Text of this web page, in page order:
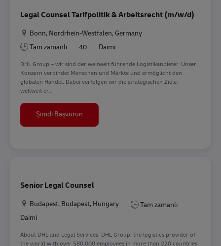
Legal Counsel Tarifpolitik & Arbeitsrecht (m/w/d)
Konum
Bonn, Nordrhein-Westfalen, Germany
Tam zamanlı
40 Daimi
DHL Group – wir sind der weltweit führende Logistikanbieter. Unser
Konzern verbindet Menschen und Märkte und ermöglicht den
globalen Handel. Dabei verfolgen wir die strategischen Ziele,
weltweit er...
Şimdi Başvurun
Senior Legal Counsel
Konum
Budapest, Budapest, Hungary
Tam zamanlı
Daimi
About DHL and Legal Services. DHL Group, the logistics provider of
the world with over 580,000 employees in more than 220 countries